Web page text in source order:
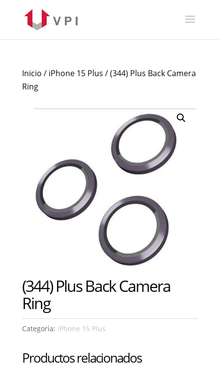
Inicio / iPhone 15 Plus / (344) Plus Back Camera
Ring
(344) Plus Back Camera
Ring
Categoría: iPhone 15 Plus
Productos relacionados